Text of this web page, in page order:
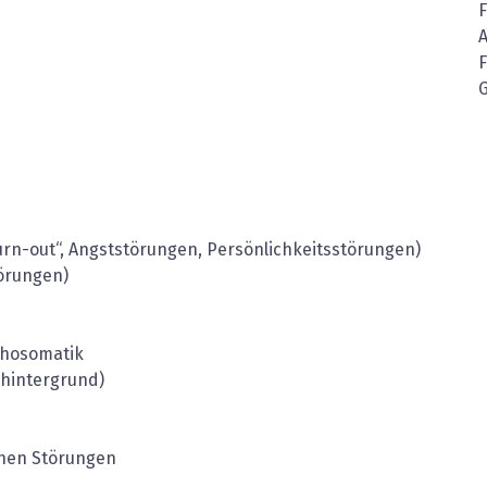
out“, Angststörungen, Persönlichkeitsstörungen)
Störungen